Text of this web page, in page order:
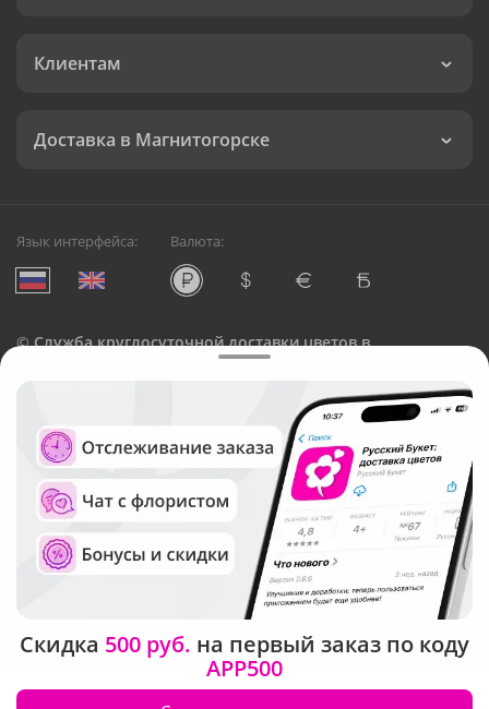
Клиентам
Доставка в Магнитогорске
Язык интерфейса: Валюта:
©Служба круглосуточной доставки цветов в
Русский Букет, 2026
Общество с ограниченной ответственностью «Технология»
ОГРН: 1195476081745, ИНН: 5410081997
Юридический адрес: г. Новосибирск, ул. Ипподромская,
д.42, оф. 3
Рейтинг Русского букета
Скидка 500 руб. на первый заказ по коду
APP500